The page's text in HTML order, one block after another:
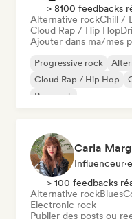
> 8100 feedbacks
Alternative rockChill /
Cloud Rap / Hip Hop
Ajouter dans ma/mes
Progressive rock
Cloud Rap / Hip Hop
Pop punk
Carla
> 100 feedbacks
Alternative rockBlues
Electronic rock
Publier des posts ou